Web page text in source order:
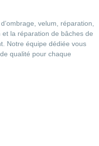
velum, réparation,
la réparation de bâches de
Notre équipe dédiée vous
qualité pour chaque